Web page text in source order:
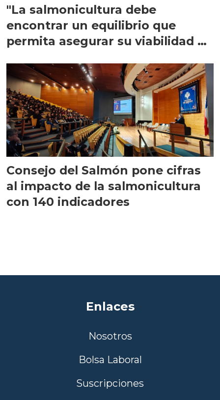
"La salmonicultura debe
encontrar un equilibrio que
permita asegurar su viabilidad de
Consejo del Salmón pone cifras
al impacto de la salmonicultura
con 140 indicadores
Enlaces
Nosotros
Bolsa Laboral
Suscripciones